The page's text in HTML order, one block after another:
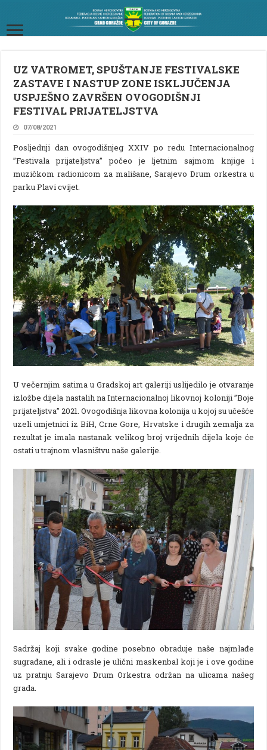
UZ VATROMET, SPUŠTANJE FESTIVALSKE
ZASTAVE I NASTUP ZONE ISKLJUČENJA
USPJEŠNO ZAVRŠEN OVOGODIŠNJI
FESTIVAL PRIJATELJSTVA
07/08/2021
Posljednji dan ovogodišnjeg XXIV po redu Internacionalnog
”Festivala prijateljstva” počeo je ljetnim sajmom knjige i
muzičkom radionicom za mališane, Sarajevo Drum orkestra u
parku Plavi cvijet.
U večernjim satima u Gradskoj art galeriji uslijedilo je otvaranje
izložbe dijela nastalih na Internacionalnoj likovnoj koloniji ”Boje
prijateljstva” 2021. Ovogodišnja likovna kolonija u kojoj su učešće
uzeli umjetnici iz BiH, Crne Gore, Hrvatske i drugih zemalja za
rezultat je imala nastanak velikog broj vrijednih dijela koje će
ostati u trajnom vlasništvu naše galerije.
Sadržaj koji svake godine posebno obraduje naše najmlađe
sugrađane, ali i odrasle je ulični maskenbal koji je i ove godine
uz pratnju Sarajevo Drum Orkestra održan na ulicama našeg
grada.